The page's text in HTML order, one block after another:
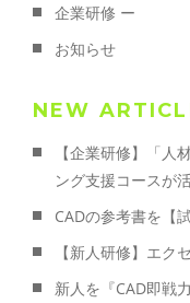
企業研修 ー
お知らせ
NEW
【企業研修】「人
ング支援コースが
CADの参考書を【
【新人研修】エク
新人を『CAD即戦